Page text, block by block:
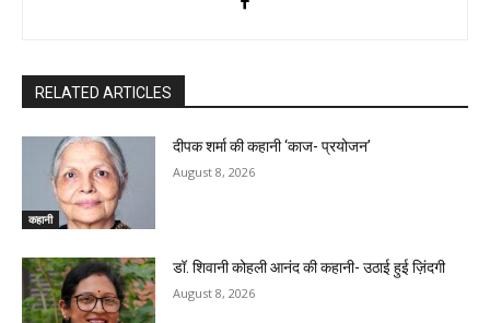
RELATED ARTICLES
कहानी
दीपक शर्मा की कहानी ‘काज- प्रयोजन’
August 8, 2026
डॉ. शिवानी कोहली आनंद की कहानी- उठाई हुई ज़िंदगी
August 8, 2026